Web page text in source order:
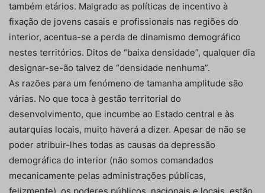
também etários. Malgrado as políticas de incentivo à
fixação de jovens casais e profissionais nas regiões do
interior, acentua-se a perda de dinamismo demográfico
nestes territórios. Ditos de “baixa densidade”, qualquer dia
designar-se-ão talvez de “densidade nenhuma”.
As razões para um fenómeno de tamanha amplitude são
várias. No que toca à gestão territorial do
desenvolvimento, que incumbe ao Estado central e às
autarquias locais, muito haverá a dizer. Apesar de não se
poder atribuir-lhes todas as causas da depressão
demográfica do interior (não somos comandados
mecanicamente pelas administrações públicas,